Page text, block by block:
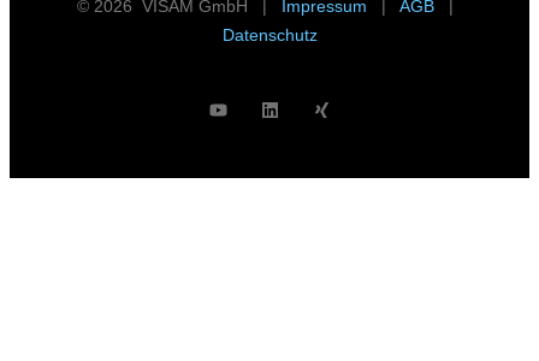
© 2026 VISAM GmbH | Impressum | AGB|
Datenschutz